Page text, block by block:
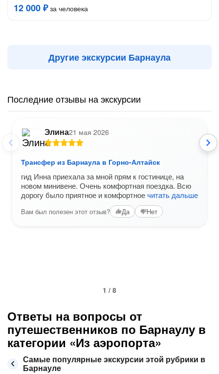
12 000 ₽за человека
Другие экскурсии Барнаула
Последние отзывы на экскурсии
Элина21 мая 2026
Трансфер из Барнаула в Горно-Алтайск
гид Инна приехала за мной прям к гостинице, на
новом минивене. Очень комфортная поездка. Всю
дорогу было приятное и комфортноечитать дальше
Вам был полезен этот отзыв? Да Нет
1 / 8
Ответы на вопросы от
путешественников по Барнаулу в
категории «Из аэропорта»
Самые популярные экскурсии этой рубрики в
Барнауле